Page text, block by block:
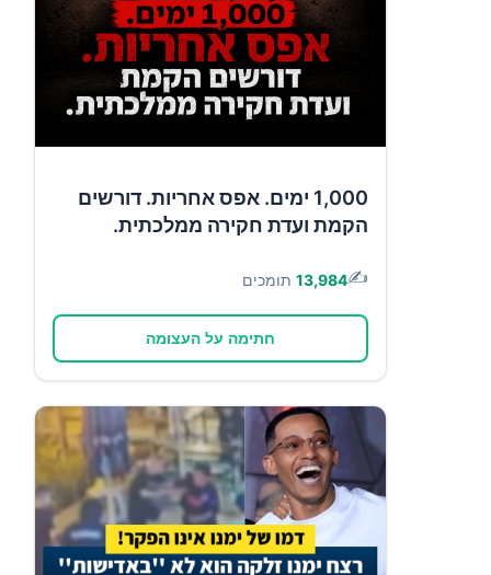
1,000 ימים. אפס אחריות. דורשים
הקמת ועדת חקירה ממלכתית.
✍️
13,984 תומכים
חתימה על העצומה